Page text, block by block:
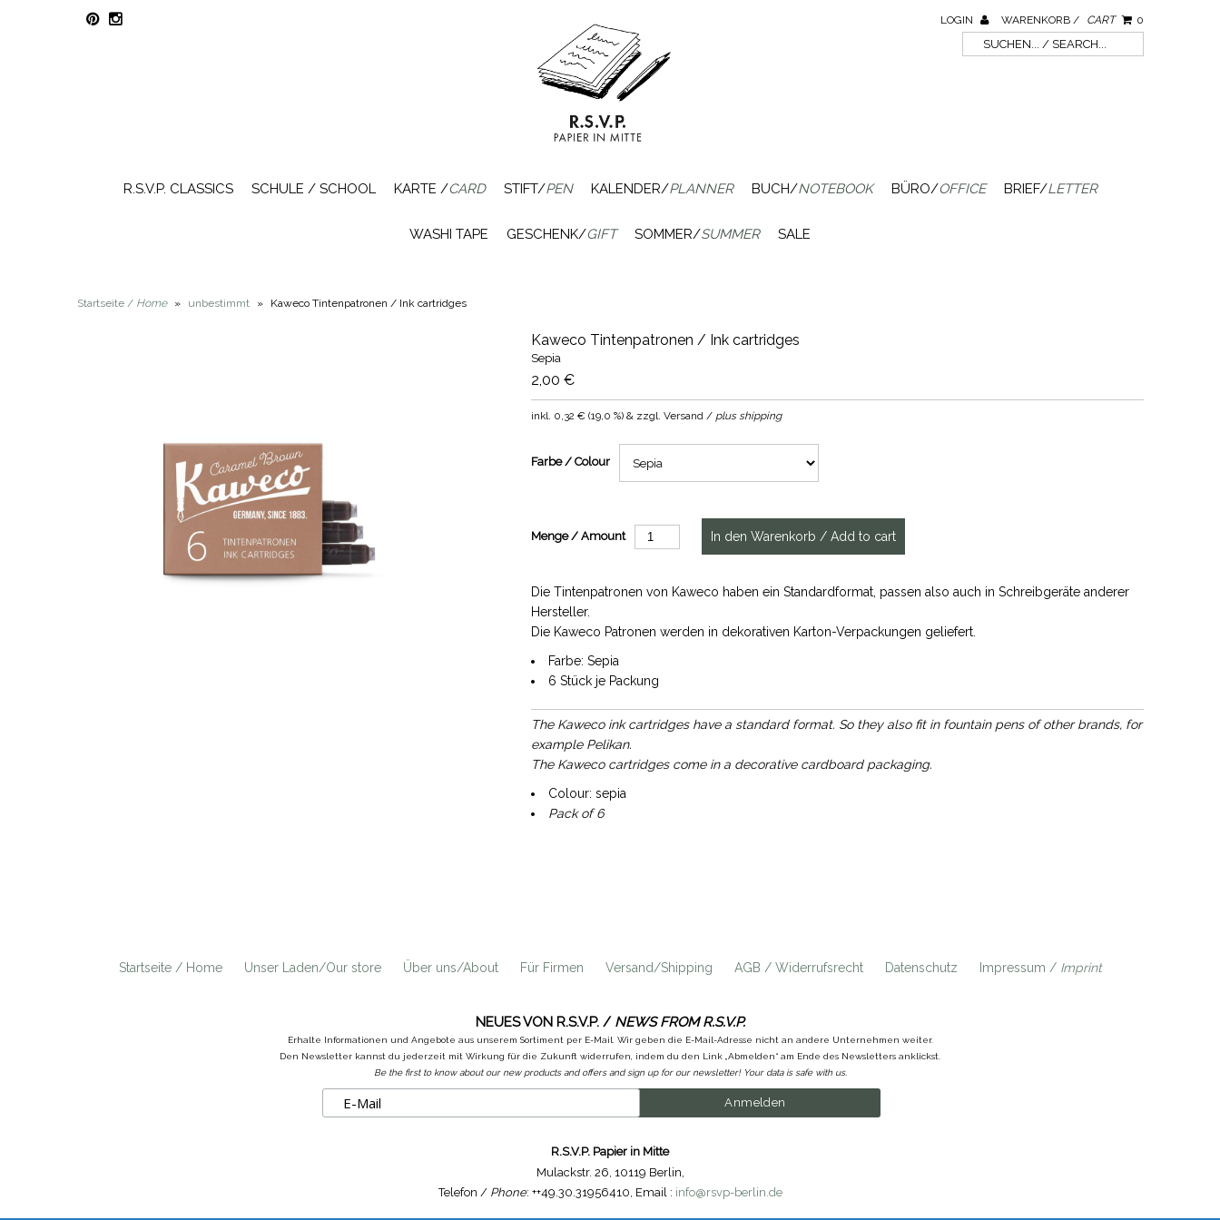
LOGIN WARENKORB / CART 0
R.S.V.P. CLASSICS SCHULE / SCHOOL KARTE /CARD STIFT/PEN KALENDER/PLANNER BUCH/NOTEBOOK BÜRO/OFFICE BRIEF/LETTER
WASHI TAPE GESCHENK/GIFT SOMMER/SUMMER SALE
Startseite / Home » unbestimmt » Kaweco Tintenpatronen / Ink cartridges
Kaweco Tintenpatronen / Ink cartridges
Sepia
2,00 €
inkl. 0,32 € (19,0 %) & zzgl. Versand / plus shipping
Farbe / Colour
Menge / Amount
Die Tintenpatronen von Kaweco haben ein Standardformat, passen also auch in Schreibgeräte anderer
Hersteller.
Die Kaweco Patronen werden in dekorativen Karton-Verpackungen geliefert.
Farbe: Sepia
6 Stück je Packung
The Kaweco ink cartridges have a standard format. So they also fit in fountain pens of other brands, for
example Pelikan.
The Kaweco cartridges come in a decorative cardboard packaging.
Colour: sepia
Pack of 6
Startseite / Home Unser Laden/Our store Über uns/About Für Firmen Versand/Shipping AGB / Widerrufsrecht Datenschutz Impressum / Imprint
NEUES VON R.S.V.P. / NEWS FROM R.S.V.P.
Erhalte Informationen und Angebote aus unserem Sortiment per E-Mail. Wir geben die E-Mail-Adresse nicht an andere Unternehmen weiter.
Den Newsletter kannst du jederzeit mit Wirkung für die Zukunft widerrufen, indem du den Link „Abmelden“ am Ende des Newsletters anklickst.
Be the first to know about our new products and offers and sign up for our newsletter! Your data is safe with us.
R.S.V.P. Papier in Mitte
Mulackstr. 26, 10119 Berlin,
Telefon / Phone: ++49.30.31956410, Email : info@rsvp-berlin.de